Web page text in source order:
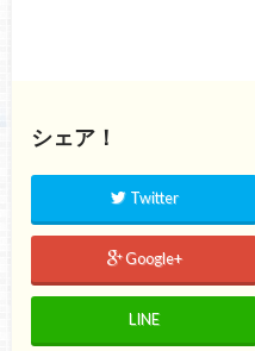
シェア！
Twitter
Google+
LINE